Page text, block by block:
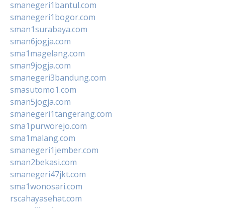
smanegeri1bantul.com
smanegeri1bogor.com
sman1surabaya.com
sman6jogja.com
sma1magelang.com
sman9jogja.com
smanegeri3bandung.com
smasutomo1.com
sman5jogja.com
smanegeri1tangerang.com
sma1purworejo.com
sma1malang.com
smanegeri1jember.com
sman2bekasi.com
smanegeri47jkt.com
sma1wonosari.com
rscahayasehat.com